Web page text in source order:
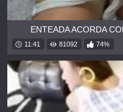
ENTEADA ACORDA
11:41 81092 74%